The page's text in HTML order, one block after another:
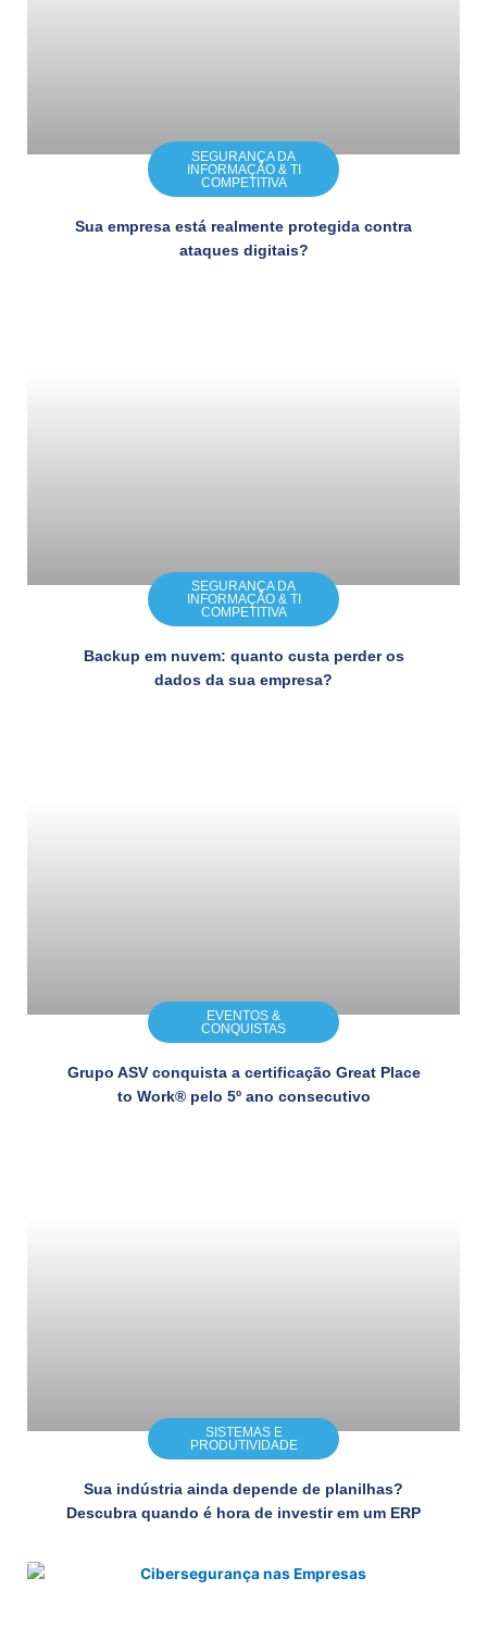
SEGURANÇA DA
INFORMAÇÃO & TI
COMPETITIVA
Sua empresa está realmente protegida contra
ataques digitais?
SEGURANÇA DA
INFORMAÇÃO & TI
COMPETITIVA
Backup em nuvem: quanto custa perder os
dados da sua empresa?
EVENTOS &
CONQUISTAS
Grupo ASV conquista a certificação Great Place
to Work® pelo 5º ano consecutivo
SISTEMAS E
PRODUTIVIDADE
Sua indústria ainda depende de planilhas?
Descubra quando é hora de investir em um ERP